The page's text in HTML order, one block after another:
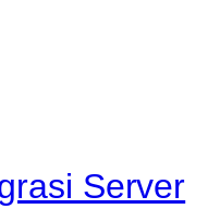
Server